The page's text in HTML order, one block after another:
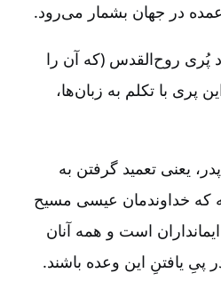
در جهان بشمار می‌رود.
پُری روح‌القدس (که آن را
پری با تکلم به زبان‌ها،
یعنی تعمید گرفتن به
که خداوندمان عیسی مسیح
است و همه آنان
پیِ یافتنِ این وعده باشند.